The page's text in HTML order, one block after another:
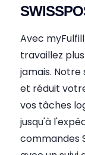
Avec
travaillez
jamais.
et réduit
vos tâches
jusqu'à
commandes